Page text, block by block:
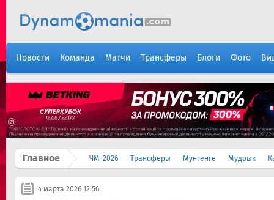
Новости Команда Матчи Трансферы Блоги Фото
Главное ЧМ-2026 Трансферы Мунгенге Мудрык
4 марта 2026 12:56